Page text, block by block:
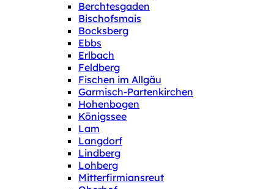
Berchtesgaden
Bischofsmais
Bocksberg
Ebbs
Erlbach
Feldberg
Fischen im Allgäu
Garmisch-Partenkirchen
Hohenbogen
Königssee
Lam
Langdorf
Lindberg
Lohberg
Mitterfirmiansreut